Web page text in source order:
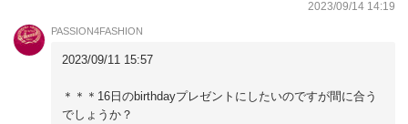
2023/09/14 14:19
PASSION4FASHION
2023/09/11 15:57
＊＊＊16日のbirthdayプレゼントにしたいのですが間に合う
でしょうか？